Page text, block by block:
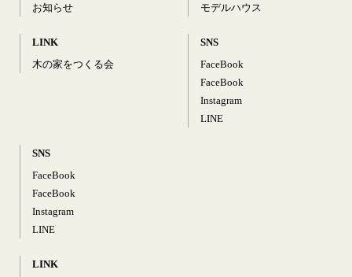
お知らせ
LINK
木の家をつくる会
モデルハウス
SNS
FaceBook
FaceBook
Instagram
LINE
SNS
FaceBook
FaceBook
Instagram
LINE
LINK